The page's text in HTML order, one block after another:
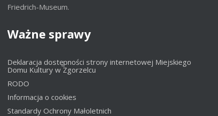
Friedrich-Museum.
Ważne sprawy
Deklaracja dostępności strony internetowej Miejskiego
Domu Kultury w Zgorzelcu
RODO
Informacja o cookies
Standardy Ochrony Małoletnich